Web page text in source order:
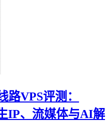
路VPS评测：
IP、流媒体与AI解